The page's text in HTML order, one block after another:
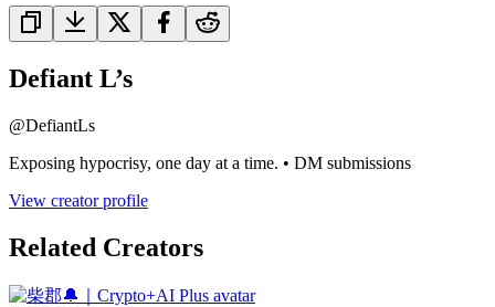
Defiant L’s
@DefiantLs
Exposing hypocrisy, one day at a time. • DM submissions
View creator profile
Related Creators